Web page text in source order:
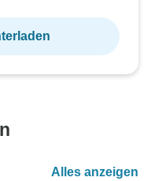
Alles anzeigen